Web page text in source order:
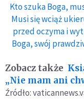
Kto szuka Boga,
Musi się wciąż
przed oczyma i
Boga, swój
Zobacz także
„Nie mam ani
Źródło: